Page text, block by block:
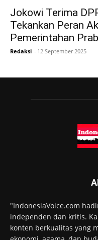
Jokowi Terima
Tekankan Peran
Pemerintahan
Redaksi - 12 September 2025
"IndonesiaVoice.com
independen dan kritis.
konten berkualitas yang